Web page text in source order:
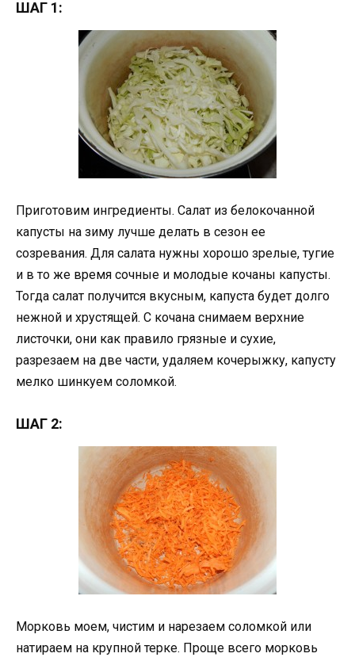
ШАГ 1:
Приготовим ингредиенты. Салат из белокочанной
капусты на зиму лучше делать в сезон ее
созревания. Для салата нужны хорошо зрелые, тугие
и в то же время сочные и молодые кочаны капусты.
Тогда салат получится вкусным, капуста будет долго
нежной и хрустящей. С кочана снимаем верхние
листочки, они как правило грязные и сухие,
разрезаем на две части, удаляем кочерыжку, капусту
мелко шинкуем соломкой.
ШАГ 2:
Морковь моем, чистим и нарезаем соломкой или
натираем на крупной терке. Проще всего морковь